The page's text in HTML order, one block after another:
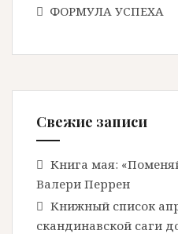
з
а
и
ФОРМУЛА УСПЕХА
Свежие записи
Книга мая:
Валери Перрен
Книжный список
скандинавской саги